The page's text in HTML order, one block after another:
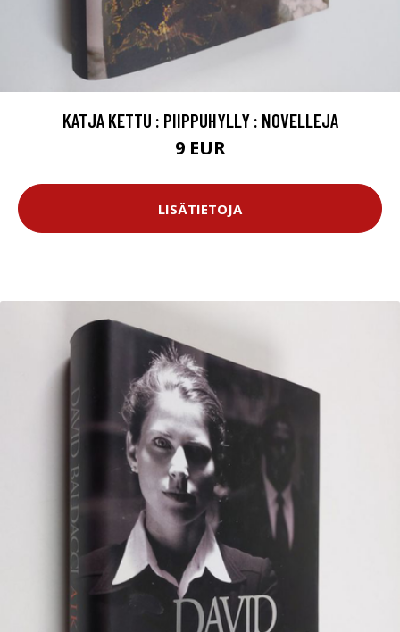
KATJA KETTU : PIIPPUHYLLY : NOVELLEJA
9 EUR
LISÄTIETOJA